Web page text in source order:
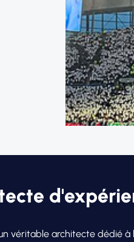
véritable architecte dédié